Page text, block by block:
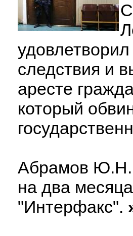
следствия и
аресте
который
Абрамов Ю.Н.
на два
"Интерфакс".